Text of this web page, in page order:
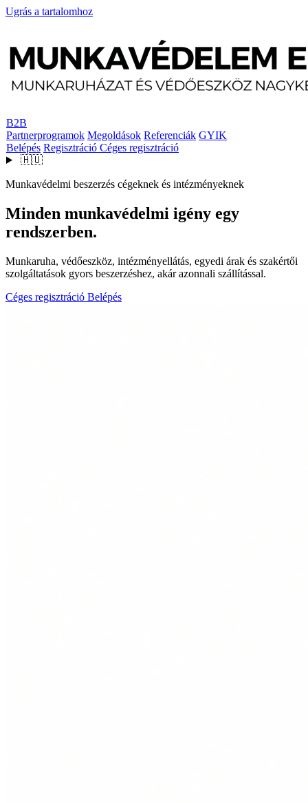
Ugrás a tartalomhoz
B2B
Partnerprogramok Megoldások Referenciák GYIK
Belépés Regisztráció Céges regisztráció
🇭🇺
Munkavédelmi beszerzés cégeknek és intézményeknek
Minden munkavédelmi igény egy
rendszerben.
Munkaruha, védőeszköz, intézményellátás, egyedi árak és szakértői
szolgáltatások gyors beszerzéshez, akár azonnali szállítással.
Céges regisztráció Belépés